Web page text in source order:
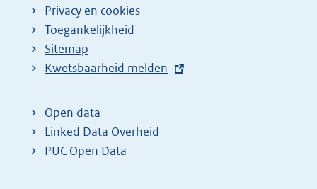
Privacy en cookies
Toegankelijkheid
Sitemap
E
t
e
r
Kwetsbaarheid melden
Open data
Linked Data Overheid
PUC Open Data